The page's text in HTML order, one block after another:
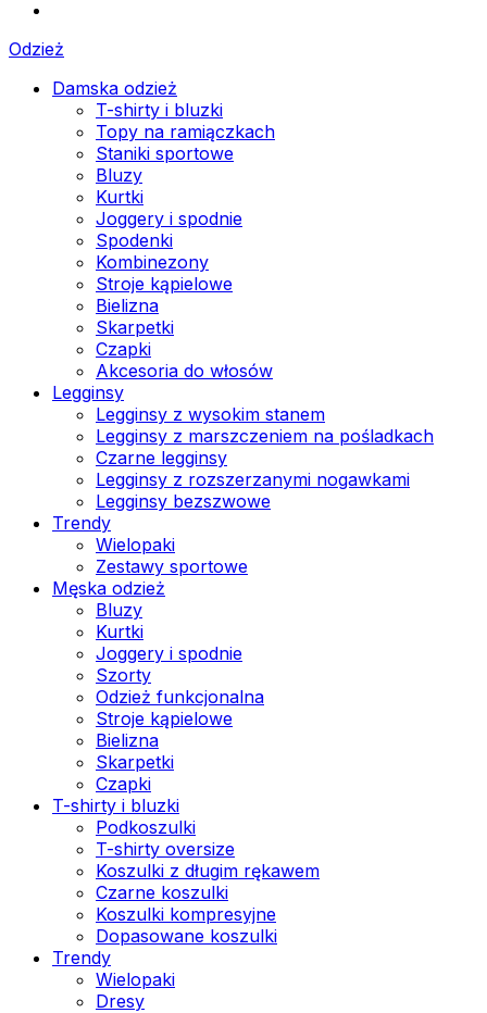
Odzież
Damska odzież
T-shirty i bluzki
Topy na ramiączkach
Staniki sportowe
Bluzy
Kurtki
Joggery i spodnie
Spodenki
Kombinezony
Stroje kąpielowe
Bielizna
Skarpetki
Czapki
Akcesoria do włosów
Legginsy
Legginsy z wysokim stanem
Legginsy z marszczeniem na pośladkach
Czarne legginsy
Legginsy z rozszerzanymi nogawkami
Legginsy bezszwowe
Trendy
Wielopaki
Zestawy sportowe
Męska odzież
Bluzy
Kurtki
Joggery i spodnie
Szorty
Odzież funkcjonalna
Stroje kąpielowe
Bielizna
Skarpetki
Czapki
T-shirty i bluzki
Podkoszulki
T-shirty oversize
Koszulki z długim rękawem
Czarne koszulki
Koszulki kompresyjne
Dopasowane koszulki
Trendy
Wielopaki
Dresy